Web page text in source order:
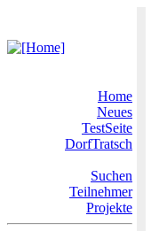
Home
Neues
TestSeite
DorfTratsch
Suchen
Teilnehmer
Projekte